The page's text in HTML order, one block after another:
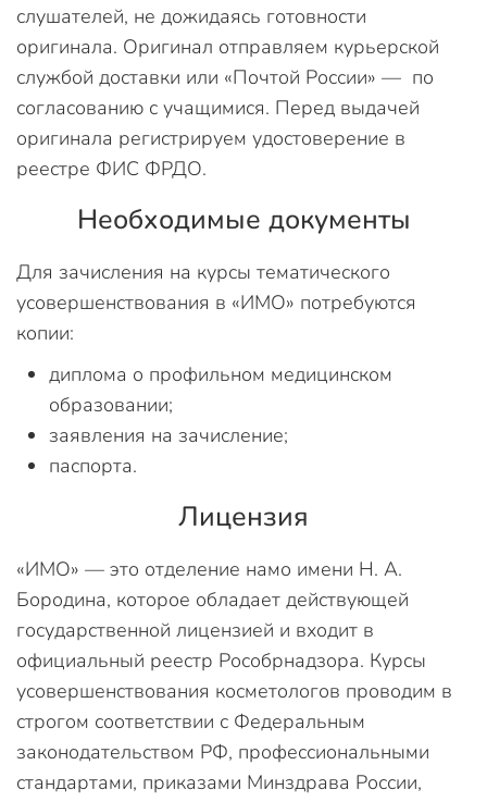
слушателей, не дожидаясь готовности
оригинала. Оригинал отправляем курьерской
службой доставки или «Почтой России» — по
согласованию с учащимися. Перед выдачей
оригинала регистрируем удостоверение в
реестре ФИС ФРДО.
Необходимые документы
Для зачисления на курсы тематического
усовершенствования в «ИМО» потребуются
копии:
диплома о профильном медицинском
образовании;
заявления на зачисление;
паспорта.
Лицензия
«ИМО» — это отделение намо имени Н. А.
Бородина, которое обладает действующей
государственной лицензией и входит в
официальный реестр Рособрнадзора. Курсы
усовершенствования косметологов проводим в
строгом соответствии с Федеральным
законодательством РФ, профессиональными
стандартами, приказами Минздрава России,